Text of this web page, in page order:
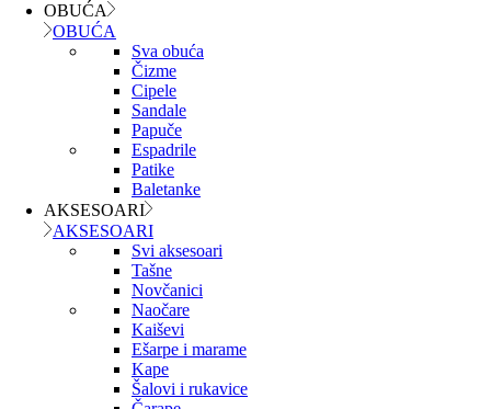
OBUĆA
OBUĆA
Sva obuća
Čizme
Cipele
Sandale
Papuče
Espadrile
Patike
Baletanke
AKSESOARI
AKSESOARI
Svi aksesoari
Tašne
Novčanici
Naočare
Kaiševi
Ešarpe i marame
Kape
Šalovi i rukavice